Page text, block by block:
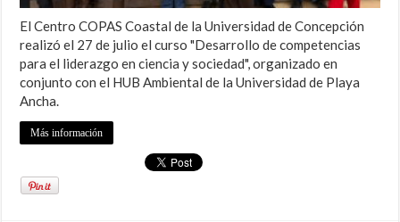
El Centro COPAS Coastal de la Universidad de Concepción
realizó el 27 de julio el curso "Desarrollo de competencias
para el liderazgo en ciencia y sociedad", organizado en
conjunto con el HUB Ambiental de la Universidad de Playa
Ancha.
Más información